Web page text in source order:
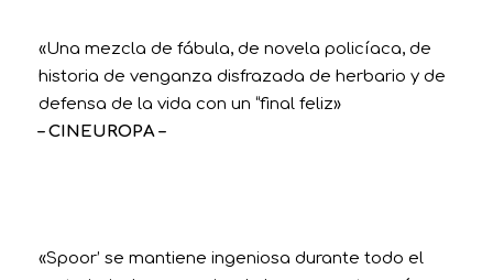
«Una mezcla de fábula, de novela policíaca, de
historia de venganza disfrazada de herbario y de
defensa de la vida con un “final feliz»
– CINEUROPA –
«Spoor’ se mantiene ingeniosa durante todo el